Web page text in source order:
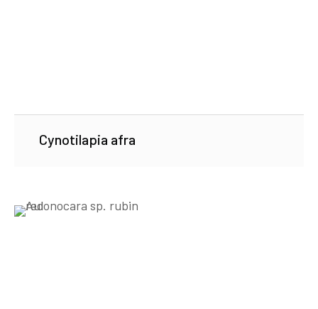
Cynotilapia afra